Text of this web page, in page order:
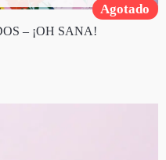
Agotado
– ¡OH SANA!